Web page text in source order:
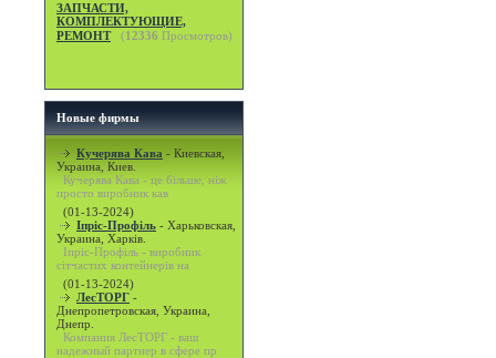
ЗАПЧАСТИ,
КОМПЛЕКТУЮЩИЕ,
РЕМОНТ
(12336 Просмотров)
Новые фирмы
Кучерява Кава - Киевская,
Украина, Киев.
Кучерява Кава - це більше, ніж
просто виробник кав
(01-13-2024)
Іпріс-Профіль - Харьковская,
Украина, Харків.
Іпріс-Профіль - виробник
сітчастих контейнерів на
(01-13-2024)
ЛесТОРГ -
Днепропетровская, Украина,
Днепр.
Компания ЛесТОРГ - ваш
надежный партнер в сфере пр